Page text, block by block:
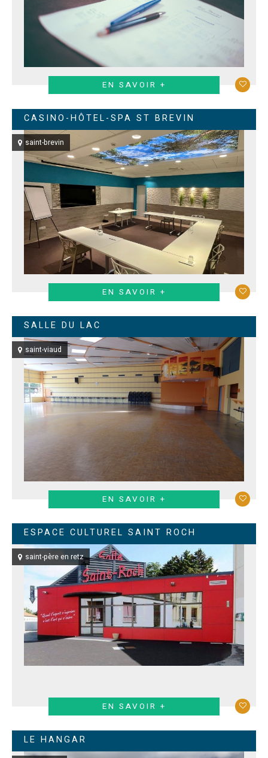
EN SAVOIR +
CASINO-HÔTEL-SPA ST BREVIN
saint-brevin
EN SAVOIR +
SALLE DU LAC
saint-viaud
EN SAVOIR +
ESPACE CULTUREL SAINT ROCH
saint-père en retz
EN SAVOIR +
LE HANGAR